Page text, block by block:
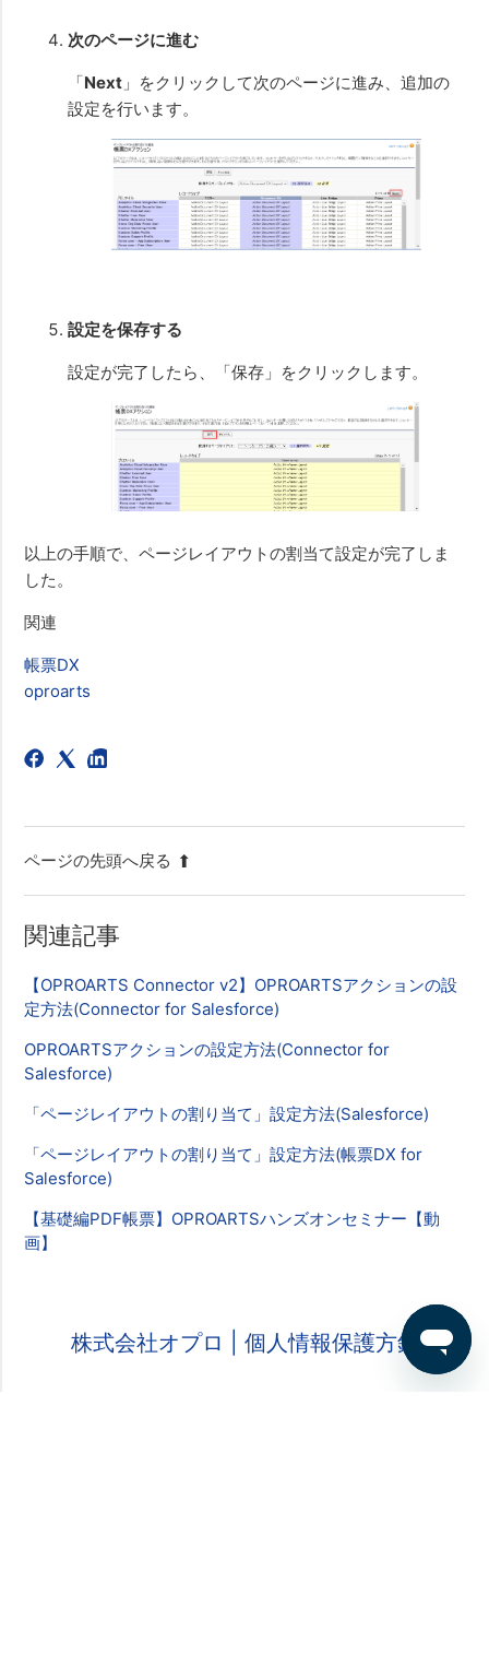
次のページに進む
「Next 」をクリックして次のページに進み、追加の
設定を行います。
設定を保存する
設定が完了したら、「保存」をクリックします。
以上の手順で、ページレイアウトの割当て設定が完了しま
した。
関連
帳票DX
oproarts
ページの先頭へ戻る
関連記事
【OPROARTS Connector v2】OPROARTSアクションの設
定方法(Connector for Salesforce)
OPROARTSアクションの設定方法(Connector for
Salesforce)
「ページレイアウトの割り当て」設定方法(Salesforce)
「ページレイアウトの割り当て」設定方法(帳票DX for
Salesforce)
【基礎編PDF帳票】OPROARTSハンズオンセミナー【動
画】
株式会社オプロ | 個人情報保護方針